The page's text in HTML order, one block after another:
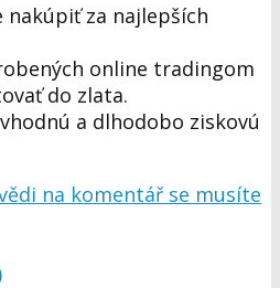
nakúpiť za najlepších
online tradingom
do zlata.
a dlhodobo ziskovú
na komentář se musíte